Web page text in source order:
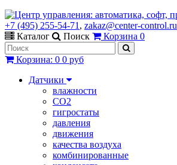
+7 (495) 255-54-71 , zakaz@center-control.ru
Каталог
Поиск Корзина 0
Корзина: 0 0 руб
Датчики
влажности
CO2
гигростаты
давления
движения
качества воздуха
комбинированные